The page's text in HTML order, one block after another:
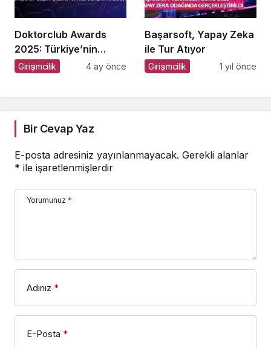
Doktorclub Awards
2025: Türkiye’nin
Sağlık Ödülleri 9. Kez
Girişimcilik 4 ay önce
Başarsoft, Yapay Zeka
ile Tur Atıyor
Girişimcilik 1 yıl önce
Bir Cevap Yaz
E-posta adresiniz yayınlanmayacak. Gerekli alanlar
* ile işaretlenmişlerdir
Yorumunuz *
Adınız *
E-Posta *